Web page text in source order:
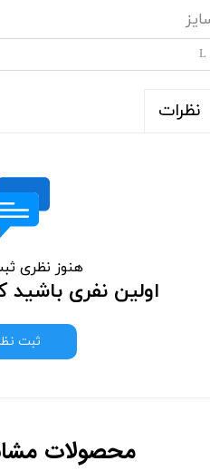
L
نظرات
هنوز نظری
اولین نفری
ثبت
محصولات